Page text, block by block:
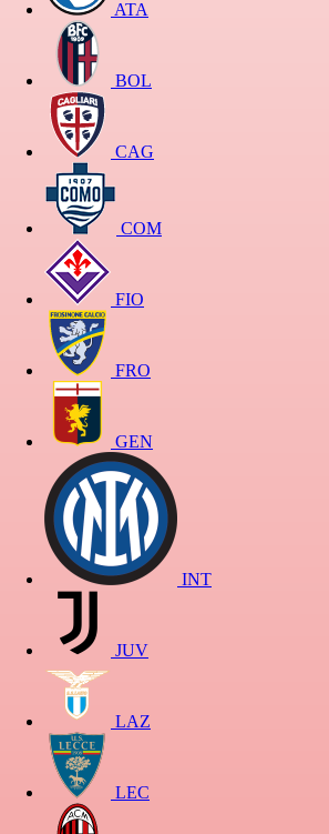
ATA
BOL
CAG
COM
FIO
FRO
GEN
INT
JUV
LAZ
LEC